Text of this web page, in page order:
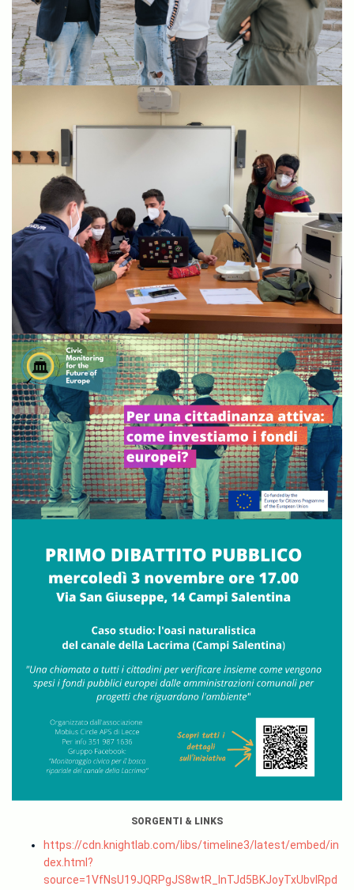
SORGENTI & LINKS
https://cdn.knightlab.com/libs/timeline3/latest/embed/in
dex.html?
source=1VfNsU19JQRPgJS8wtR_lnTJd5BKJoyTxUbvIRpd